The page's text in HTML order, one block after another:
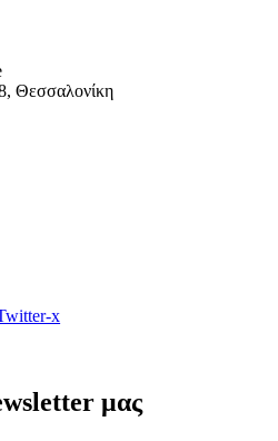
Θεσσαλονίκη
x
μας